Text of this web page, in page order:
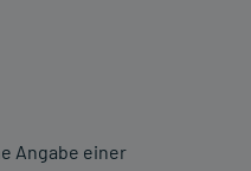
Angabe einer